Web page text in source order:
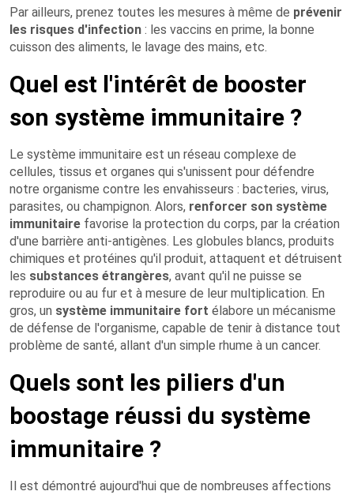
Par ailleurs, prenez toutes les mesures à même de prévenir
les risques d'infection : les vaccins en prime, la bonne
cuisson des aliments, le lavage des mains, etc.
Quel est l'intérêt de booster
son système immunitaire ?
Le système immunitaire est un réseau complexe de
cellules, tissus et organes qui s'unissent pour défendre
notre organisme contre les envahisseurs : bacteries, virus,
parasites, ou champignon. Alors, renforcer son système
immunitaire favorise la protection du corps, par la création
d'une barrière anti-antigènes. Les globules blancs, produits
chimiques et protéines qu'il produit, attaquent et détruisent
les substances étrangères, avant qu'il ne puisse se
reproduire ou au fur et à mesure de leur multiplication. En
gros, un système immunitaire fort élabore un mécanisme
de défense de l'organisme, capable de tenir à distance tout
problème de santé, allant d'un simple rhume à un cancer.
Quels sont les piliers d'un
boostage réussi du système
immunitaire ?
Il est démontré aujourd'hui que de nombreuses affections